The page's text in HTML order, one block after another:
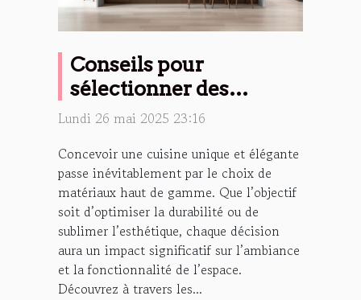
Conseils pour
sélectionner des
matériaux haut de
cuisine
Lundi 26 mai 2025 23:16
Concevoir une cuisine unique et élégante
passe inévitablement par le choix de
matériaux haut de gamme. Que l’objectif
soit d’optimiser la durabilité ou de
sublimer l’esthétique, chaque décision
aura un impact significatif sur l’ambiance
et la fonctionnalité de l’espace.
Découvrez à travers les...